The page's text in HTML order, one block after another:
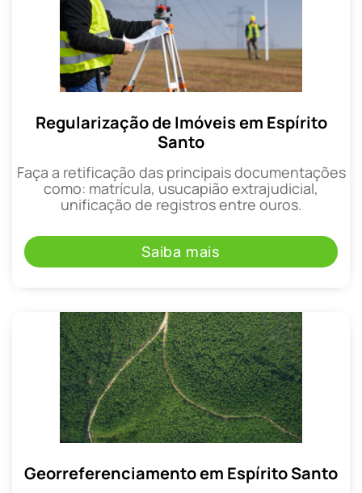
Regularização de Imóveis em Espírito
Santo
Faça a retificação das principais documentações
como: matrícula, usucapião extrajudicial,
unificação de registros entre ouros.
Saiba mais
Georreferenciamento em Espírito Santo